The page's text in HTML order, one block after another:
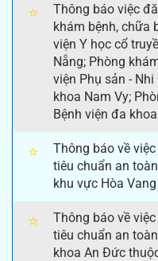
⭐
Thông báo việc
khám bệnh, chữa
viện Y học cổ
Nẵng; Phòng
viện Phụ sản -
khoa Nam Vy;
Bệnh viện đa
⭐
Thông báo về
tiêu chuẩn an
khu vực Hòa
⭐
Thông báo về
tiêu chuẩn an
khoa An Đức